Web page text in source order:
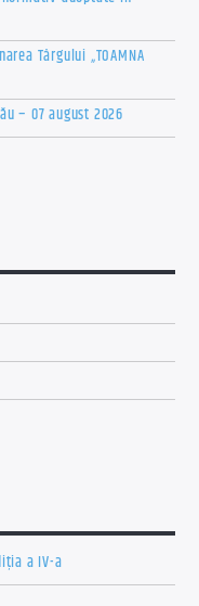
Târgului „TOAMNA
– 07 august 2026
a IV-a